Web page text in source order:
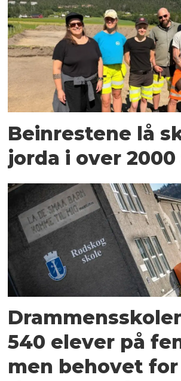
Beinrestene lå
jorda i over 2000
540 elever på
men behovet for